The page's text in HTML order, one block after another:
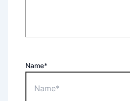
Name*